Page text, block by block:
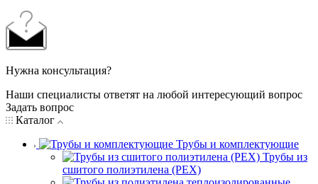
Нужна консультация?
Наши специалисты ответят на любой интересующий вопрос
Задать вопрос
Каталог
Трубы и комплектующие
Трубы из
сшитого полиэтилена (PEX)